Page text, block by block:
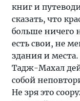
книг и
сказать, что
больше ничего
есть свои, не
здания и
Тадж-Махал
собой
Не зря это